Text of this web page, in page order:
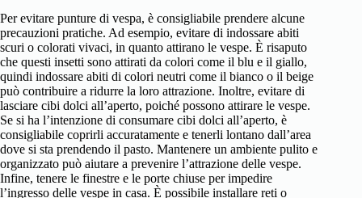
Per evitare punture di vespa, è consigliabile prendere alcune
precauzioni pratiche. Ad esempio, evitare di indossare abiti
scuri o colorati vivaci, in quanto attirano le vespe. È risaputo
che questi insetti sono attirati da colori come il blu e il giallo,
quindi indossare abiti di colori neutri come il bianco o il beige
può contribuire a ridurre la loro attrazione. Inoltre, evitare di
lasciare cibi dolci all’aperto, poiché possono attirare le vespe.
Se si ha l’intenzione di consumare cibi dolci all’aperto, è
consigliabile coprirli accuratamente e tenerli lontano dall’area
dove si sta prendendo il pasto. Mantenere un ambiente pulito e
organizzato può aiutare a prevenire l’attrazione delle vespe.
Infine, tenere le finestre e le porte chiuse per impedire
l’ingresso delle vespe in casa. È possibile installare reti o